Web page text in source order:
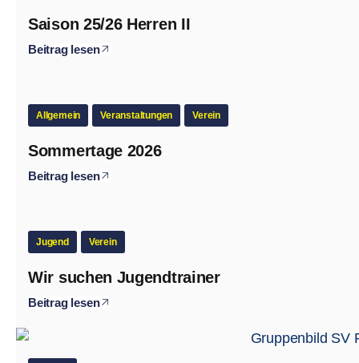
Saison 25/26 Herren II
Beitrag lesen
Allgemein Veranstaltungen Verein
Sommertage 2026
Beitrag lesen
Jugend Verein
Wir suchen Jugendtrainer
Beitrag lesen